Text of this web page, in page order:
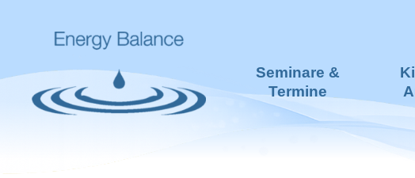
Seminare &
Termine